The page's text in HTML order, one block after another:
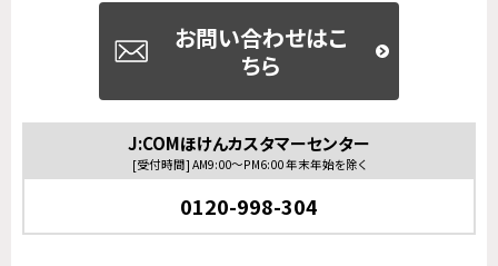
お問い合わせはこ
ちら
J:COMほけんカスタマーセンター
[受付時間] AM9:00～PM6:00 年末年始を除く
0120-998-304